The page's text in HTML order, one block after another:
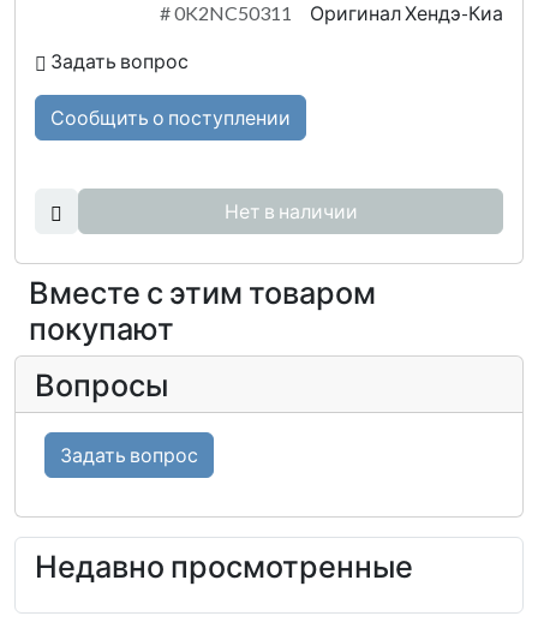
#0K2NC50311 Оригинал Хендэ-Киа
Задать вопрос
Сообщить о поступлении
Нет в наличии
Вместе с этим товаром
покупают
Вопросы
Задать вопрос
Недавно просмотренные